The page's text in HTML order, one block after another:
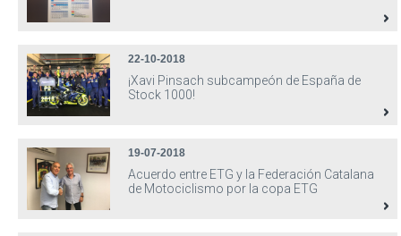
22-10-2018
¡Xavi Pinsach subcampeón de España de
Stock 1000!
19-07-2018
Acuerdo entre ETG y la Federación Catalana
de Motociclismo por la copa ETG